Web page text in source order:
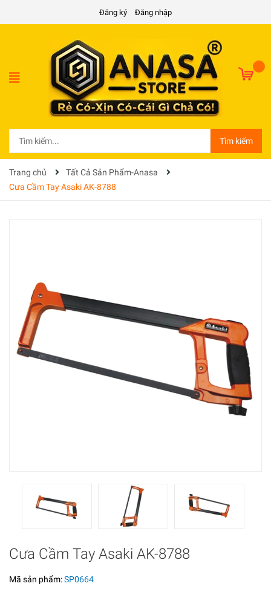
Đăng ký Đăng nhập
Tìm kiếm
Trang chủ
Tất Cả Sản Phẩm-Anasa
Cưa Cầm Tay Asaki AK-8788
Cưa Cầm Tay Asaki AK-8788
Mã sản phẩm:SP0664